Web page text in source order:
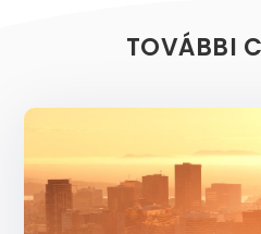
TOVÁBBI